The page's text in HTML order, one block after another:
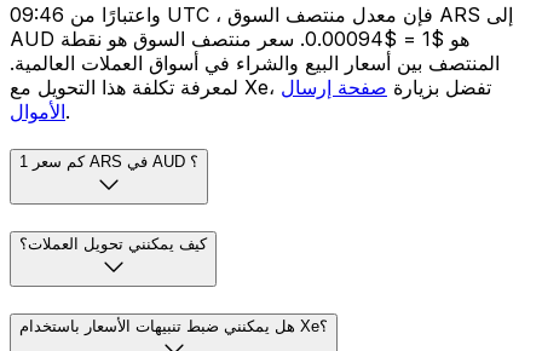
واعتبارًا من 09:46 UTC ، فإن معدل منتصف السوق ARS إلى
AUD هو $1 = $0.00094. سعر منتصف السوق هو نقطة
المنتصف بين أسعار البيع والشراء في أسواق العملات العالمية.
لمعرفة تكلفة هذا التحويل مع Xe، تفضل بزيارة صفحة إرسال
الأموال.
كم سعر 1 ARS في AUD ؟
كيف يمكنني تحويل العملات؟
هل يمكنني ضبط تنبيهات الأسعار باستخدام Xe؟